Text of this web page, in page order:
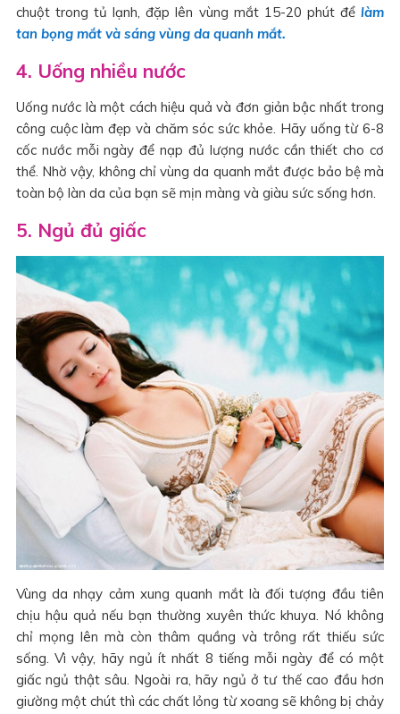
chuột trong tủ lạnh, đặp lên vùng mắt 15-20 phút đểlàm
tan bọng mắt và sáng vùng da quanh mắt.
4. Uống nhiều nước
Uống nước là một cách hiệu quả và đơn giản bậc nhất trong
công cuộc làm đẹp và chăm sóc sức khỏe. Hãy uống từ 6-8
cốc nước mỗi ngày để nạp đủ lượng nước cần thiết cho cơ
thể. Nhờ vậy, không chỉ vùng da quanh mắt được bảo bệ mà
toàn bộ làn da của bạn sẽ mịn màng và giàu sức sống hơn.
5. Ngủ đủ giấc
Vùng da nhạy cảm xung quanh mắt là đối tượng đầu tiên
chịu hậu quả nếu bạn thường xuyên thức khuya. Nó không
chỉ mọng lên mà còn thâm quầng và trông rất thiếu sức
sống. Vì vậy, hãy ngủ ít nhất 8 tiếng mỗi ngày để có một
giấc ngủ thật sâu. Ngoài ra, hãy ngủ ở tư thế cao đầu hơn
giường một chút thì các chất lỏng từ xoang sẽ không bị chảy